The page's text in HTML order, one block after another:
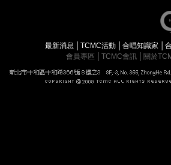
最新消息 │TCMC活動 │合唱知識家 │
會員專區
TCMC會訊 關於